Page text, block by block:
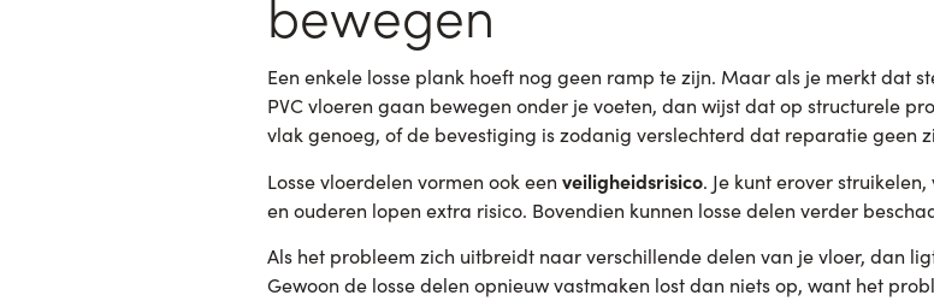
bewegen
Een enkele losse plank hoeft nog geen ramp te zijn. Maar als je merkt dat
PVC vloeren gaan bewegen onder je voeten, dan wijst dat op structurele
vlak genoeg, of de bevestiging is zodanig verslechterd dat reparatie geen
Losse vloerdelen vormen ook een veiligheidsrisico. Je kunt erover
en ouderen lopen extra risico. Bovendien kunnen losse delen verder
Als het probleem zich uitbreidt naar verschillende delen van je vloer, dan
Gewoon de losse delen opnieuw vastmaken lost dan niets op, want het